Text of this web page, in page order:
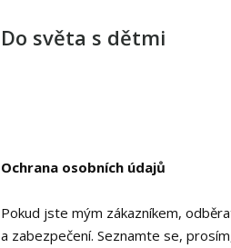
Do světa s dětmi
Ochrana osobních údajů
Pokud jste mým zákazníkem,
a zabezpečení. Seznamte se,